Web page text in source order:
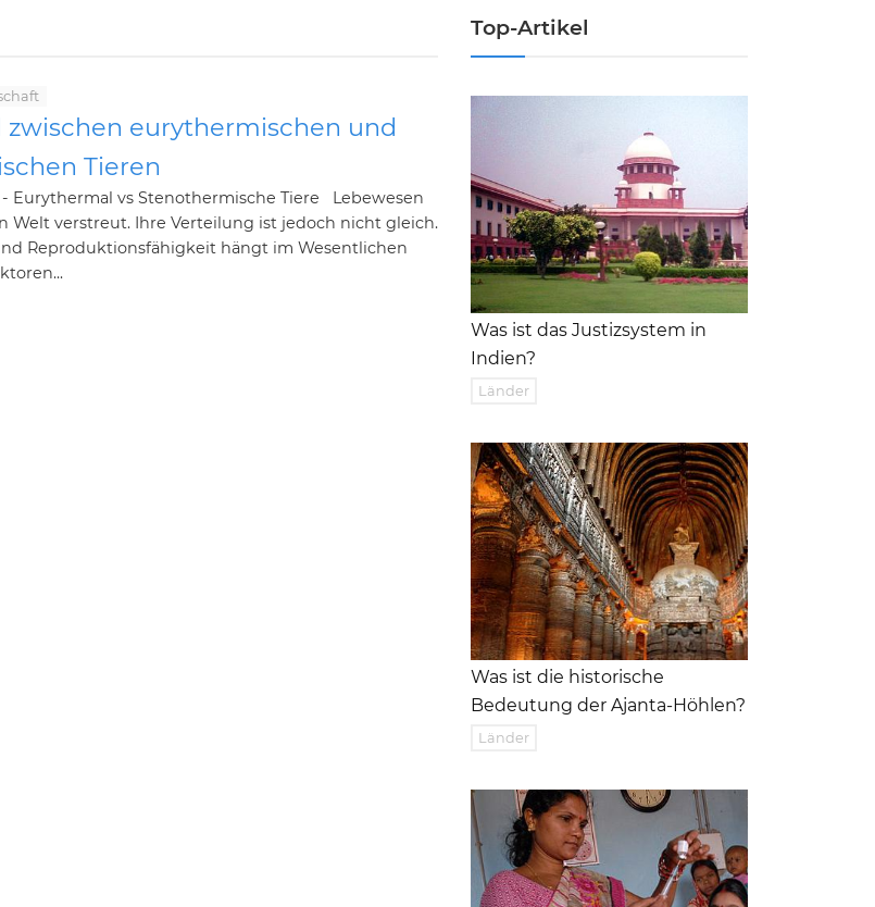
zwischen eurythermischen und
Tieren
Eurythermal vs Stenothermische Tiere Lebewesen
Welt verstreut. Ihre Verteilung ist jedoch nicht gleich.
Reproduktionsfähigkeit hängt im Wesentlichen
Top-Artikel
Was ist das Justizsystem in
Indien?
Länder
Was ist die historische
Bedeutung der Ajanta-Höhlen?
Länder